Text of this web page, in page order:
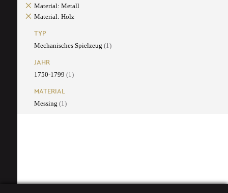
Material: Metall
Material: Holz
TYP
Mechanisches Spielzeug (1)
JAHR
1750-1799 (1)
MATERIAL
Messing (1)